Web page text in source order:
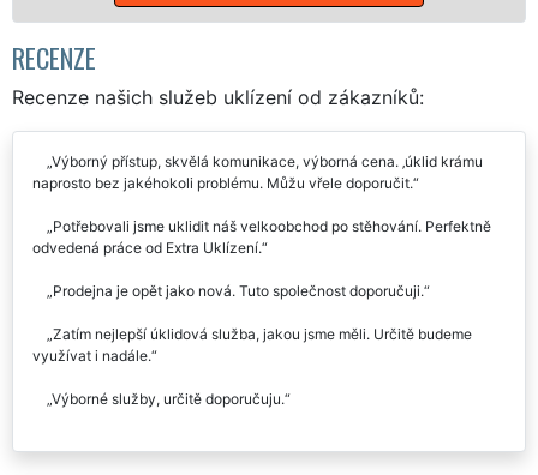
RECENZE
Recenze našich služeb uklízení od zákazníků:
Výborný přístup, skvělá komunikace, výborná cena. ‚úklid krámu
naprosto bez jakéhokoli problému. Můžu vřele doporučit.
Potřebovali jsme uklidit náš velkoobchod po stěhování. Perfektně
odvedená práce od Extra Uklízení.
Prodejna je opět jako nová. Tuto společnost doporučuji.
Zatím nejlepší úklidová služba, jakou jsme měli. Určitě budeme
využívat i nadále.
Výborné služby, určitě doporučuju.